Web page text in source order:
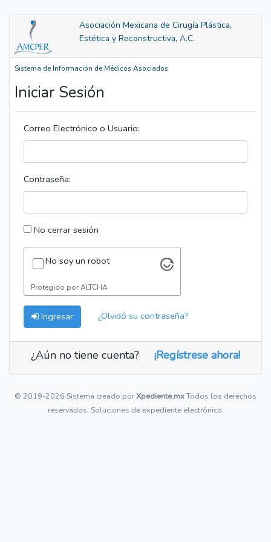
Asociación Mexicana de Cirugía Plástica,
Estética y Reconstructiva, A.C.
Sistema de Información de Médicos Asociados
Iniciar Sesión
Correo Electrónico o Usuario:
Contraseña:
No cerrar sesión
No soy un robot
Protegido porALTCHA
Ingresar ¿Olvidó su contraseña?
¿Aún no tiene cuenta? ¡Regístrese ahora!
© 2019-2026 Sistema creado porXpediente.mxTodos los derechos
reservados. Soluciones de expediente electrónico.